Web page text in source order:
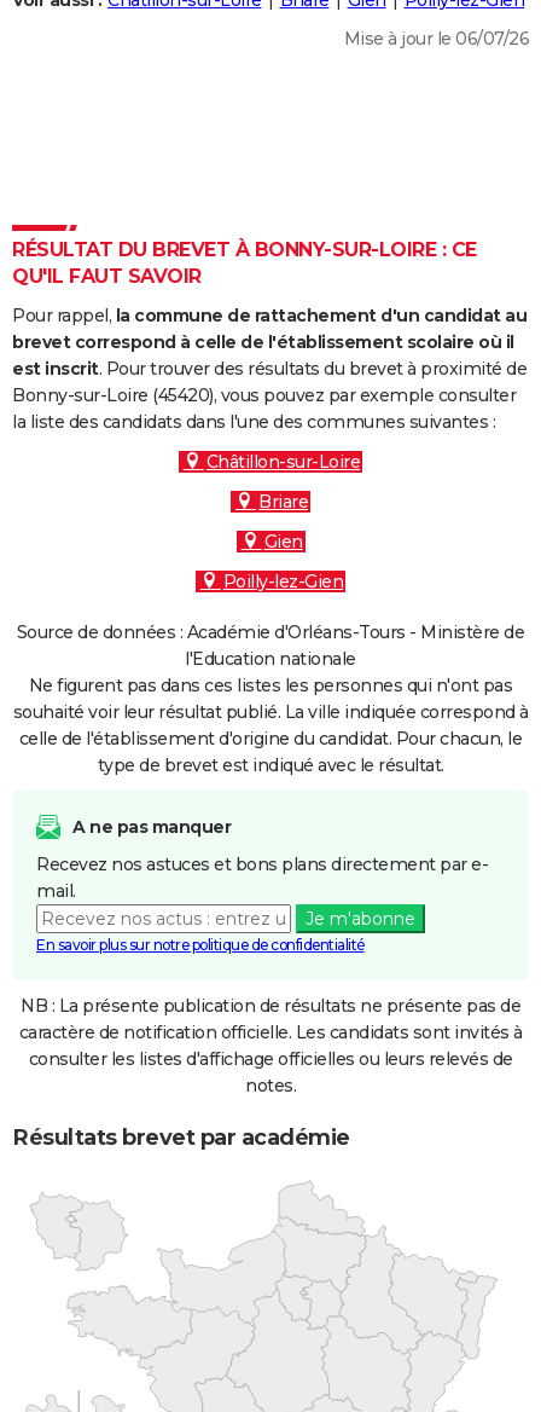
DICTIONNAIRE
Dictionnaire
Biographies
Citations
Expressions
Proverbes
PROGRAMME TV
COPAINS D'AVANT
S'inscrire
Se connecter
Lycées
Collèges
Primaires
Universités
Entreprises
Service militaire
Avis de recherche
AVIS DE DÉCÈS
FORUM
Mise à jour le 06/07/26
RÉSULTAT DU BREVET À BONNY-SUR-LOIRE : CE
QU'IL FAUT SAVOIR
Pour rappel, la commune de rattachement d'un candidat au
brevet correspond à celle de l'établissement scolaire où il
est inscrit. Pour trouver des résultats du brevet à proximité de
Bonny-sur-Loire (45420), vous pouvez par exemple consulter
la liste des candidats dans l'une des communes suivantes :
Châtillon-sur-Loire
Briare
Gien
Poilly-lez-Gien
Source de données : Académie d'Orléans-Tours - Ministère de
l'Education nationale
Ne figurent pas dans ces listes les personnes qui n'ont pas
souhaité voir leur résultat publié. La ville indiquée correspond à
celle de l'établissement d'origine du candidat. Pour chacun, le
type de brevet est indiqué avec le résultat.
A ne pas manquer
Recevez nos astuces et bons plans directement par e-
mail.
Je m'abonne
En savoir plus sur notre politique de confidentialité
NB : La présente publication de résultats ne présente pas de
caractère de notification officielle. Les candidats sont invités à
consulter les listes d'affichage officielles ou leurs relevés de
notes.
Résultats brevet par académie